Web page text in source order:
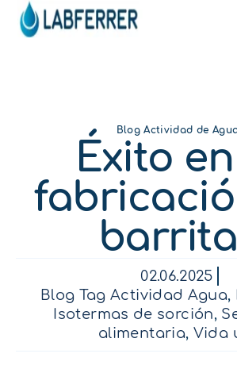
Blog Actividad de
Éxito
02.06.2025
Blog Tag Actividad Agua,
Isotermas de sorción,
alimentaria, Vida